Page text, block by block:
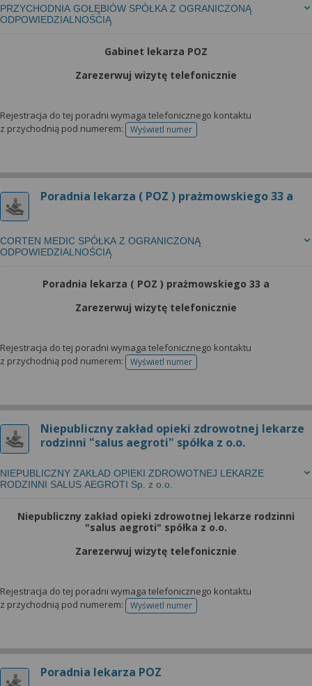
PRZYCHODNIA GOŁĘBIÓW SPÓŁKA Z OGRANICZONĄ
ODPOWIEDZIALNOŚCIĄ
Gabinet lekarza POZ
Zarezerwuj wizytę telefonicznie
Rejestracja do tej poradni wymaga telefonicznego kontaktu
z przychodnią pod numerem:
Wyświetl numertelefonu do rejestracji
Poradnia lekarza ( POZ ) prażmowskiego 33 a
CORTEN MEDIC SPÓŁKA Z OGRANICZONĄ
ODPOWIEDZIALNOŚCIĄ
Poradnia lekarza ( POZ ) prażmowskiego 33 a
Zarezerwuj wizytę telefonicznie
Rejestracja do tej poradni wymaga telefonicznego kontaktu
z przychodnią pod numerem:
Wyświetl numertelefonu do rejestracji
Niepubliczny zakład opieki zdrowotnej lekarze
rodzinni "salus aegroti" spółka z o.o.
NIEPUBLICZNY ZAKŁAD OPIEKI ZDROWOTNEJ LEKARZE
RODZINNI SALUS AEGROTI Sp. z o.o.
Niepubliczny zakład opieki zdrowotnej lekarze rodzinni
"salus aegroti" spółka z o.o.
Zarezerwuj wizytę telefonicznie
Rejestracja do tej poradni wymaga telefonicznego kontaktu
z przychodnią pod numerem:
Wyświetl numertelefonu do rejestracji
Poradnia lekarza POZ